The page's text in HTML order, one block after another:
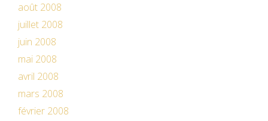
août 2008
juillet 2008
juin 2008
mai 2008
avril 2008
mars 2008
février 2008